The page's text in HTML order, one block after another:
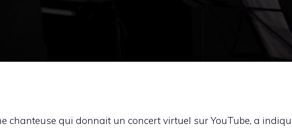
chanteuse qui donnait un concert virtuel sur YouTube, a